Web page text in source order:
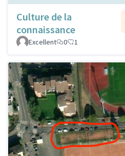
Culture de la
connaissance
Excellent
0 1